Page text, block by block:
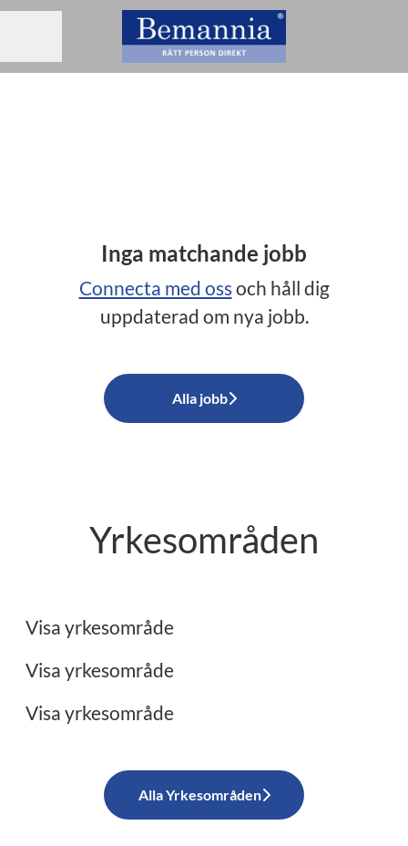
Inga matchande jobb
Connecta med ossoch håll dig
uppdaterad om nya jobb.
Alla jobb
Yrkesområden
Visa yrkesområde
Visa yrkesområde
Visa yrkesområde
Alla Yrkesområden